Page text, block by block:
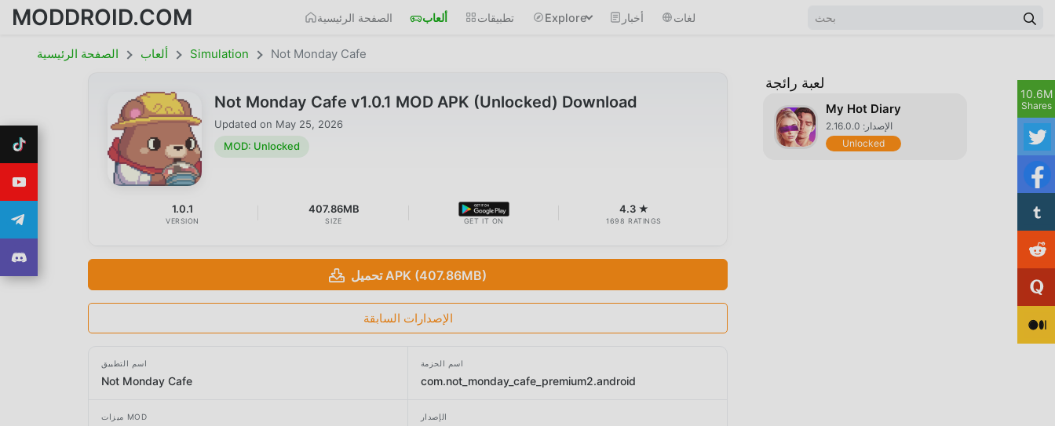
MODDROID.COM الصفحة الرئيسية ألعاب تطبيقات Explore أخبار لغات
الصفحة الرئيسية ألعاب Simulation Not Monday Cafe
Not Monday Cafe v1.0.1 MOD APK (Unlocked) Download
Updated on May 25, 2026
MOD: Unlocked
1.0.1
VERSION
407.86MB
SIZE GET IT ON
4.3 ★
1698 RATINGS
تحميل APK (407.86MB)
الإصدارات السابقة
اسم التطبيق
Not Monday Cafe
اسم الحزمة
com.not_monday_cafe_premium2.android
ميزات MOD الإصدار
لعبة رائجة
My Hot Diary
الإصدار: 2.16.0.0
Unlocked
10.6M
Shares